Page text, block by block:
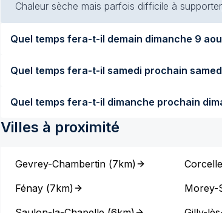
Chaleur sèche mais parfois difficile à
Quel
Quel temps
Quel
Villes à proximité
Gevrey-Chambertin (7km)
Fénay (7km)
Morey-